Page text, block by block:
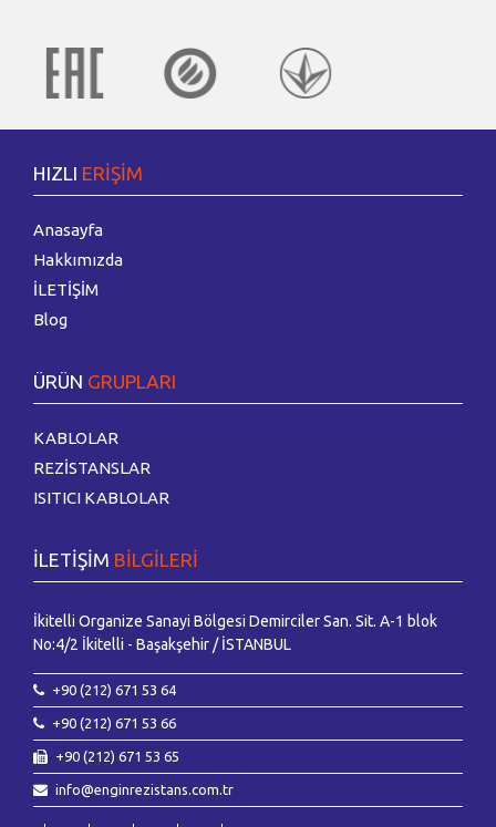
(VIDEO)ISK-SODEX 2018 İSTANBUL FUARINDA
OLDUK
Engin Rezistans Kablo Sanayi Ticaret ve Anonim Şirketi olarak İstanbul Isk
2018 ÜRÜN KATALOĞUMUZ ÇIKMIŞTIR
2018 Ürün Kataloğumuz çıkmıştır. Kataloğumuza web sitemizden İngilizce..
Özgün ve Şık tasarımıyla yeni web sitemiz yayın hayatına
başlamıştır.
Yeni Web sitemiz İngilizce ve Rusça dilleri ile birlikte yayın hayatına
başlamışt..
HIZLI ERİŞİM
Anasayfa
Hakkımızda
İLETİŞİM
Blog
ÜRÜN GRUPLARI
KABLOLAR
REZİSTANSLAR
ISITICI KABLOLAR
İLETİŞİM BİLGİLERİ
İkitelli Organize Sanayi Bölgesi Demirciler San. Sit. A-1 blok
No:4/2 İkitelli - Başakşehir / İSTANBUL
+90 (212) 671 53 64
+90 (212) 671 53 66
+90 (212) 671 53 65
info@enginrezistans.com.tr